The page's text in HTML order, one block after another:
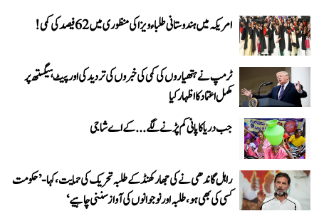
امریکہ میں ہندوستانی طلباء ویزا کی منظوری میں 62 فیصد کی کمی!
ٹرمپ نے ہتھیاروں کی کمی کی خبروں کی تردید کی اور پیٹ ہیگستھ پر
مکمل اعتماد کا اظہار کیا
جب دریا کا پانی کم پڑنے لگے...کے اے شاجی
راہل گاندھی نے کی جھارکھنڈ کے طلبہ تحریک کی حمایت، کہا- ’حکومت
کسی کی بھی ہو، طلبہ اور نوجوانوں کی آواز سننی چاہیے‘